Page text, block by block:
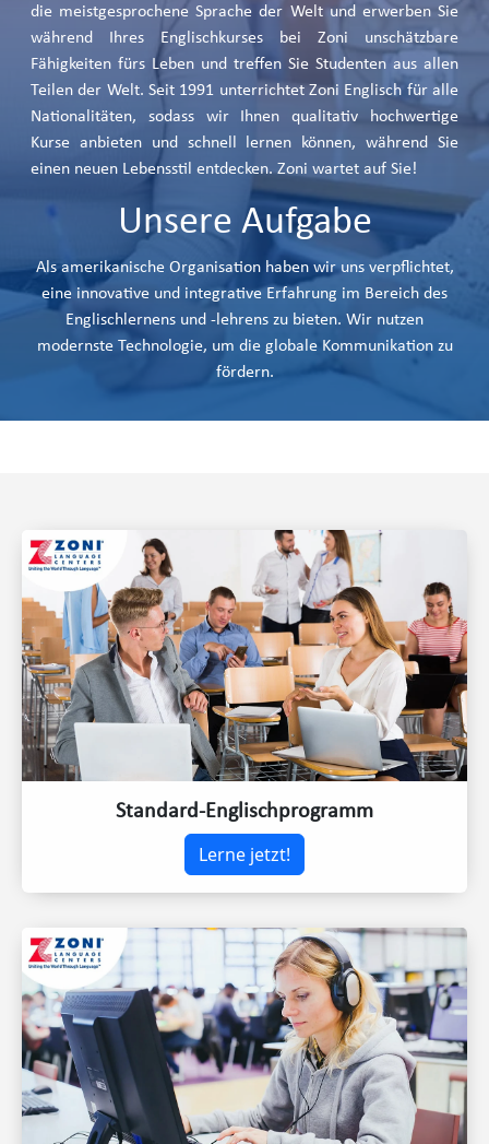
die meistgesprochene Sprache der Welt und erwerben Sie
während Ihres Englischkurses bei Zoni unschätzbare
Fähigkeiten fürs Leben und treffen Sie Studenten aus allen
Teilen der Welt. Seit 1991 unterrichtet Zoni Englisch für alle
Nationalitäten, sodass wir Ihnen qualitativ hochwertige
Kurse anbieten und schnell lernen können, während Sie
einen neuen Lebensstil entdecken. Zoni wartet auf Sie!
Unsere Aufgabe
Als amerikanische Organisation haben wir uns verpflichtet,
eine innovative und integrative Erfahrung im Bereich des
Englischlernens und -lehrens zu bieten. Wir nutzen
modernste Technologie, um die globale Kommunikation zu
fördern.
Standard-Englischprogramm
Lerne jetzt!